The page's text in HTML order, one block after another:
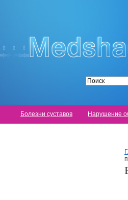
Болезни суставов Нарушение